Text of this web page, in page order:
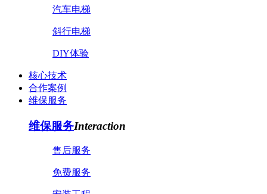
汽车电梯
斜行电梯
DIY体验
核心技术
合作案例
维保服务
维保服务Interaction
售后服务
免费服务